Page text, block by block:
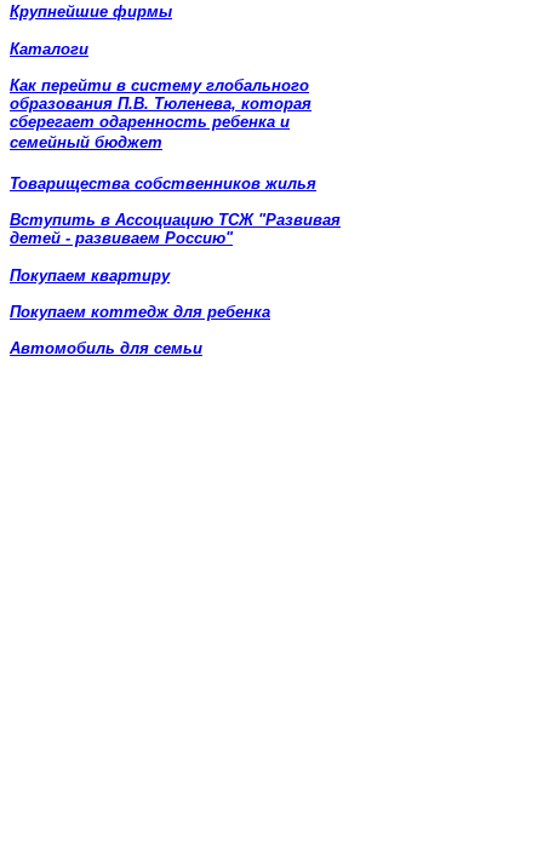
Крупнейшие фирмы
Каталоги
Как перейти в систему глобального
образования П.В. Тюленева, которая
сберегает одаренность ребенка и
семейный бюджет
Товарищества собственников жилья
Вступить в Ассоциацию ТСЖ "Развивая
детей - развиваем Россию"
Покупаем квартиру
Покупаем коттедж для ребенка
Автомобиль для семьи